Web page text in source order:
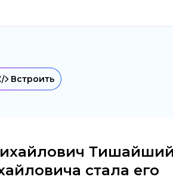
Встроить
стала его